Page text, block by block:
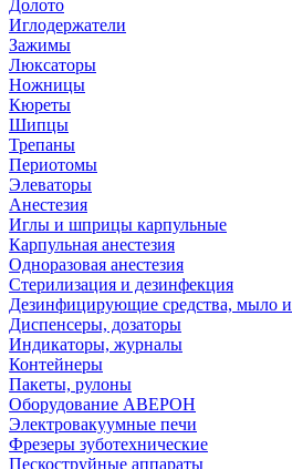
Долото
Иглодержатели
Зажимы
Люксаторы
Ножницы
Кюреты
Шипцы
Трепаны
Периотомы
Элеваторы
Анестезия
Иглы и шприцы карпульные
Карпульная анестезия
Одноразовая анестезия
Стерилизация и дезинфекция
Дезинфицирующие средства, мыло и
Диспенсеры, дозаторы
Индикаторы, журналы
Контейнеры
Пакеты, рулоны
Оборудование АВЕРОН
Электровакуумные печи
Фрезеры зуботехнические
Пескоструйные аппараты